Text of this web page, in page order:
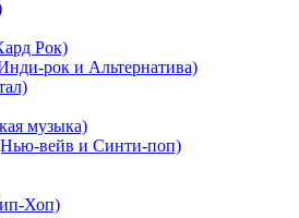
Рок)
рок и Альтернатива)
музыка)
вейв и Синти-поп)
Хоп)